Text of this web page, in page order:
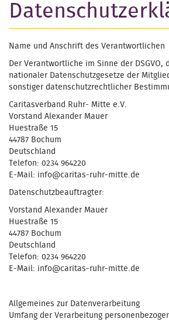
Name und Anschrift des Verantwortlichen
Der Verantwortliche im Sinne der DSGVO,
nationaler Datenschutzgesetze der
sonstiger datenschutzrechtlicher
Caritasverband Ruhr- Mitte e.V.
Vorstand Alexander Mauer
Huestraße 15
44787 Bochum
Deutschland
Telefon: 0234 964220
E-Mail: info@caritas-ruhr-mitte.de
Datenschutzbeauftragter:
Vorstand Alexander Mauer
Huestraße 15
44787 Bochum
Deutschland
Telefon: 0234 964220
E-Mail: info@caritas-ruhr-mitte.de
Allgemeines zur Datenverarbeitung
Umfang der Verarbeitung